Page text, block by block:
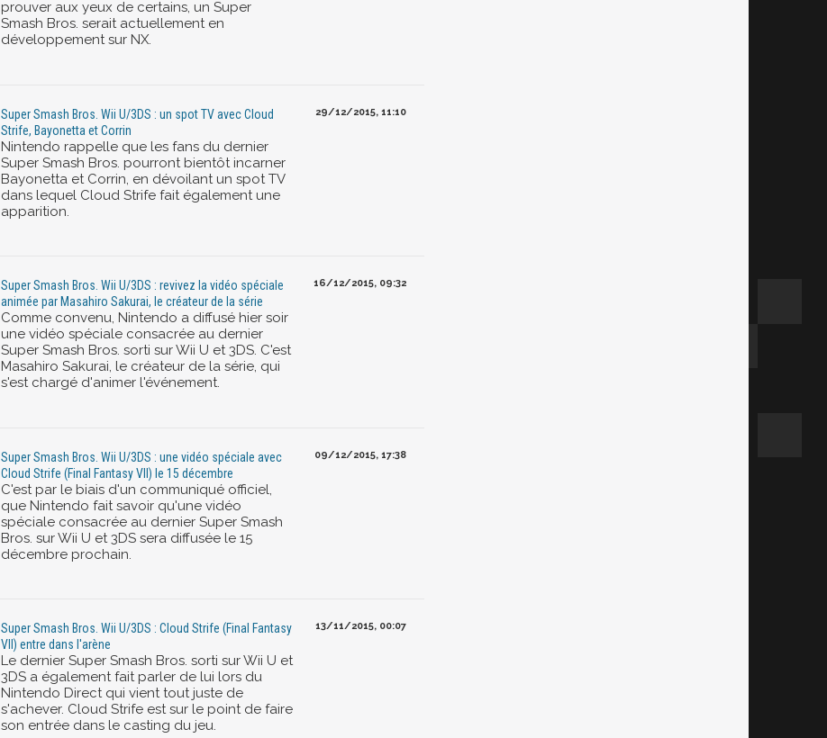
prouver aux yeux de certains, un Super
Smash Bros. serait actuellement en
développement sur NX.
Super Smash Bros. Wii U/3DS : un spot TV avec Cloud
Strife, Bayonetta et Corrin
Nintendo rappelle que les fans du dernier
Super Smash Bros. pourront bientôt incarner
Bayonetta et Corrin, en dévoilant un spot TV
dans lequel Cloud Strife fait également une
apparition.
29/12/2015, 11:10
Super Smash Bros. Wii U/3DS : revivez la vidéo spéciale
animée par Masahiro Sakurai, le créateur de la série
Comme convenu, Nintendo a diffusé hier soir
une vidéo spéciale consacrée au dernier
Super Smash Bros. sorti sur Wii U et 3DS. C'est
Masahiro Sakurai, le créateur de la série, qui
s'est chargé d'animer l'événement.
16/12/2015, 09:32
Super Smash Bros. Wii U/3DS : une vidéo spéciale avec
Cloud Strife (Final Fantasy VII) le 15 décembre
C'est par le biais d'un communiqué officiel,
que Nintendo fait savoir qu'une vidéo
spéciale consacrée au dernier Super Smash
Bros. sur Wii U et 3DS sera diffusée le 15
décembre prochain.
09/12/2015, 17:38
Super Smash Bros. Wii U/3DS : Cloud Strife (Final Fantasy
VII) entre dans l'arène
Le dernier Super Smash Bros. sorti sur Wii U et
3DS a également fait parler de lui lors du
Nintendo Direct qui vient tout juste de
s'achever. Cloud Strife est sur le point de faire
son entrée dans le casting du jeu.
13/11/2015, 00:07